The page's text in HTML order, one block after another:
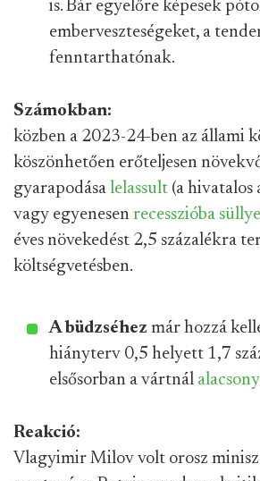
is. Bár egyelőre képesek
emberveszteségeket, a
fenntarthatónak.
Számokban:
közben a 2023-24-ben az állami
köszönhetően erőteljesen
gyarapodása lelassult (a hivatalos
vagy egyenesen recesszióba
éves növekedést 2,5 százalékra
költségvetésben.
A büdzséhez már hozzá
hiányterv 0,5 helyett 1,7
elsősorban a vártnál
Reakció:
Vlagyimir Milov volt orosz